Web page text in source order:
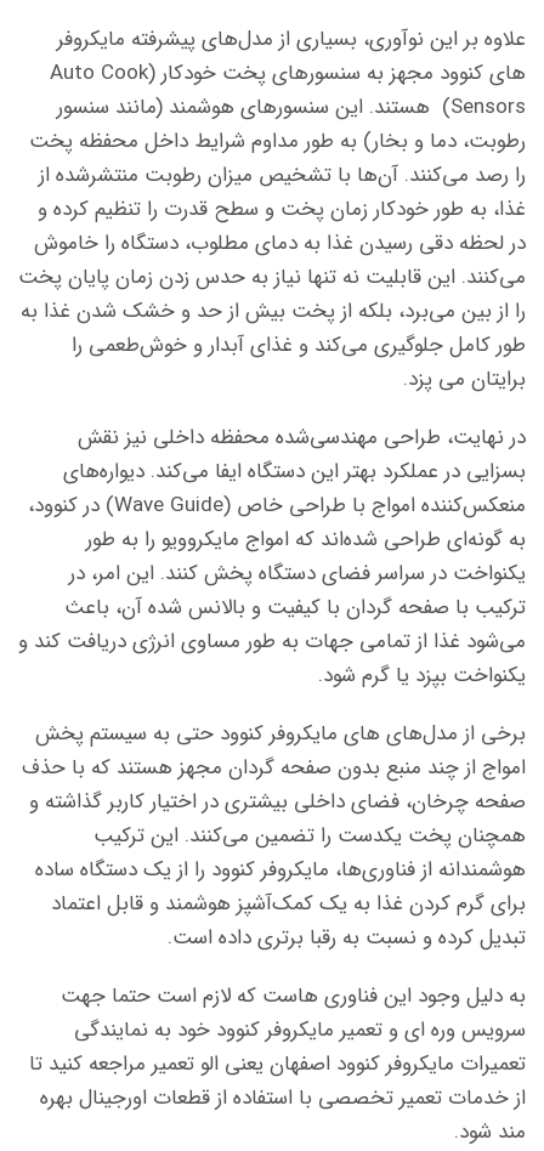
علاوه بر این نوآوری، بسیاری از مدل‌های پیشرفته مایکروفر
های کنوود مجهز به سنسورهای پخت خودکار (Auto Cook
Sensors) هستند. این سنسورهای هوشمند (مانند سنسور
رطوبت، دما و بخار) به طور مداوم شرایط داخل محفظه پخت
را رصد می‌کنند. آن‌ها با تشخیص میزان رطوبت منتشرشده از
غذا، به طور خودکار زمان پخت و سطح قدرت را تنظیم کرده و
در لحظه دقی رسیدن غذا به دمای مطلوب، دستگاه را خاموش
می‌کنند. این قابلیت نه تنها نیاز به حدس زدن زمان پایان پخت
را از بین می‌برد، بلکه از پخت بیش از حد و خشک شدن غذا به
طور کامل جلوگیری می‌کند و غذای آبدار و خوش‌طعمی را
برایتان می پزد.
در نهایت، طراحی مهندسی‌شده محفظه داخلی نیز نقش
بسزایی در عملکرد بهتر این دستگاه ایفا می‌کند. دیواره‌های
منعکس‌کننده امواج با طراحی خاص (Wave Guide) در کنوود،
به گونه‌ای طراحی شده‌اند که امواج مایکروویو را به طور
یکنواخت در سراسر فضای دستگاه پخش کنند. این امر، در
ترکیب با صفحه گردان با کیفیت و بالانس شده آن، باعث
می‌شود غذا از تمامی جهات به طور مساوی انرژی دریافت کند و
یکنواخت بپزد یا گرم شود.
برخی از مدل‌های های مایکروفر کنوود حتی به سیستم پخش
امواج از چند منبع بدون صفحه گردان مجهز هستند که با حذف
صفحه چرخان، فضای داخلی بیشتری در اختیار کاربر گذاشته و
همچنان پخت یکدست را تضمین می‌کنند. این ترکیب
هوشمندانه از فناوری‌ها، مایکروفر کنوود را از یک دستگاه ساده
برای گرم کردن غذا به یک کمک‌آشپز هوشمند و قابل اعتماد
تبدیل کرده و نسبت به رقبا برتری داده است.
به دلیل وجود این فناوری هاست که لازم است حتما جهت
سرویس وره ای و تعمیر مایکروفر کنوود خود به نمایندگی
تعمیرات مایکروفر کنوود اصفهان یعنی الو تعمیر مراجعه کنید تا
از خدمات تعمیر تخصصی با استفاده از قطعات اورجینال بهره
مند شود.